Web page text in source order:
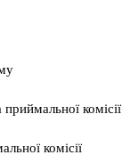
комісії
комісії